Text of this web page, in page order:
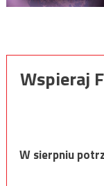
Wspieraj
W sierpniu